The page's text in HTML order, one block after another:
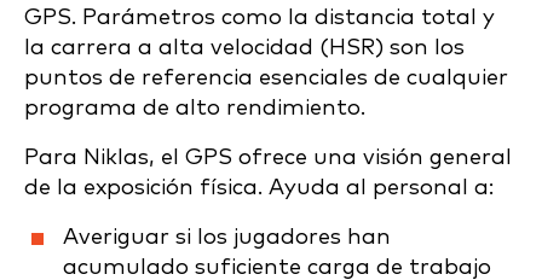
GPS. Parámetros como la distancia total y
la carrera a alta velocidad (HSR) son los
puntos de referencia esenciales de cualquier
programa de alto rendimiento.
Para Niklas, el GPS ofrece una visión general
de la exposición física. Ayuda al personal a:
Averiguar si los jugadores han
acumulado suficiente carga de trabajo